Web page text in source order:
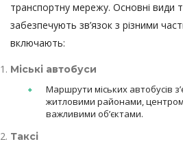
транспортну мережу. Основні види
забезпечують зв’язок з різними
включають:
Міські автобуси
Маршрути міських автобусів
житловими районами, центром
важливими об’єктами.
Таксі